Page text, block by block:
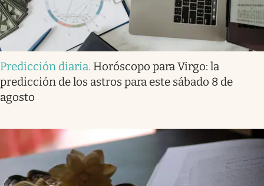
Predicción diaria. Horóscopo para Virgo: la
predicción de los astros para este sábado 8 de
agosto